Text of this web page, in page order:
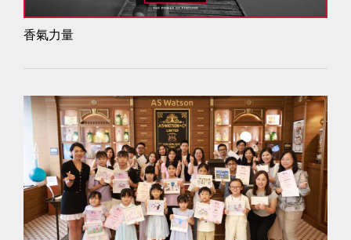
香氣力量